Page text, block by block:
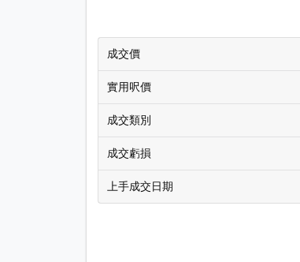
成交價
實用呎價
成交類別
成交虧損
上手成交日期